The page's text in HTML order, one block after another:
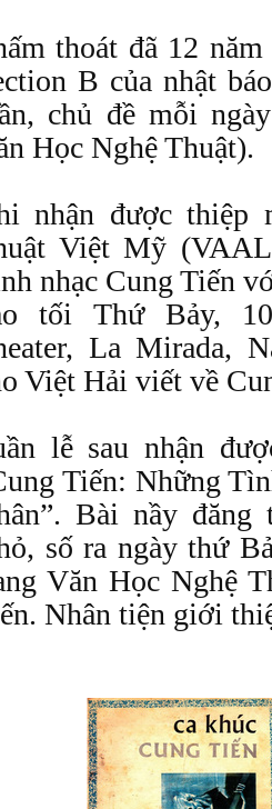
thoát đã 12
B của nhật
chủ đề mỗi
Học Nghệ Thuật).
nhận được thiệp
Việt Mỹ
nhạc Cung Tiến
tối Thứ Bảy,
La Mirada,
Việt Hải viết về
lễ sau nhận
Tiến: Những
Bài nầy đăng
số ra ngày thứ
Văn Học Nghệ
Nhân tiện giới